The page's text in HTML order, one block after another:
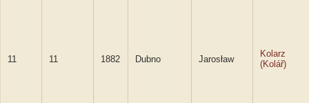
11 11 1882 Dubno Jarosław
Kolarz
(Kolář)